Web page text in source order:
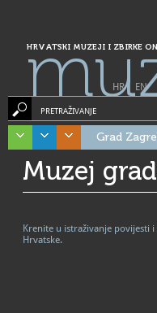
HRVATSKI MUZEJI I ZBIRKE
HR| EN
PRETRAŽIVANJE
Grad
Muzej
Krenite u istraživanje povijesti
Hrvatske.